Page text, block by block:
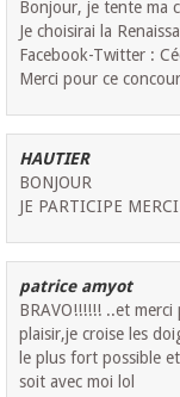
Bonjour, je tente ma
Je choisirai la
Facebook-Twitter :
Merci pour ce
HAUTIER
BONJOUR
JE PARTICIPE MERCI
patrice amyot
BRAVO!!!!!! ..et
plaisir,je croise les
le plus fort possible
soit avec moi lol